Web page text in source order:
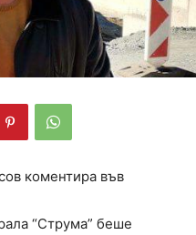
коментира във
“Струма” беше